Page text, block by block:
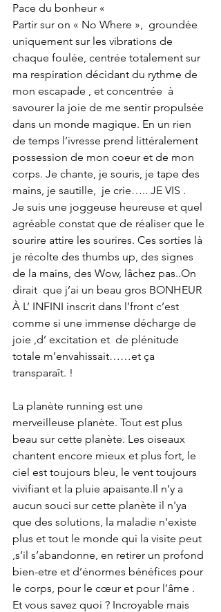
Pace du bonheur «
Partir sur on « No Where »,  groundée
uniquement sur les vibrations de
chaque foulée, centrée totalement sur
ma respiration décidant du rythme de
mon escapade , et concentrée  à
savourer la joie de me sentir propulsée
dans un monde magique. En un rien
de temps l’ivresse prend littéralement
possession de mon coeur et de mon
corps. Je chante, je souris, je tape des
mains, je sautille,  je crie….. JE VIS .
Je suis une joggeuse heureuse et quel
agréable constat que de réaliser que le
sourire attire les sourires. Ces sorties là
je récolte des thumbs up, des signes
de la mains, des Wow, lâchez pas..On
dirait  que j’ai un beau gros BONHEUR
À L’ INFINI inscrit dans l’front c’est
comme si une immense décharge de
joie ,d’ excitation et  de plénitude
totale m’envahissait……et ça
transparaît. !
La planète running est une
merveilleuse planète. Tout est plus
beau sur cette planète. Les oiseaux
chantent encore mieux et plus fort, le
ciel est toujours bleu, le vent toujours
vivifiant et la pluie apaisante.Il n’y a
aucun souci sur cette planète il n'ya
que des solutions, la maladie n'existe
plus et tout le monde qui la visite peut
,s’il s’abandonne, en retirer un profond
bien-etre et d’énormes bénéfices pour
le corps, pour le cœur et pour l’âme .
Et vous savez quoi ? Incroyable mais